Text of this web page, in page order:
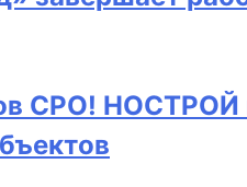
СРО! НОСТРОЙ